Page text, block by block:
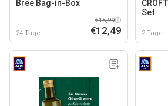
Bree Bag-in-Box
24 Tage
€15,99
€12,49
Set
2 Tage